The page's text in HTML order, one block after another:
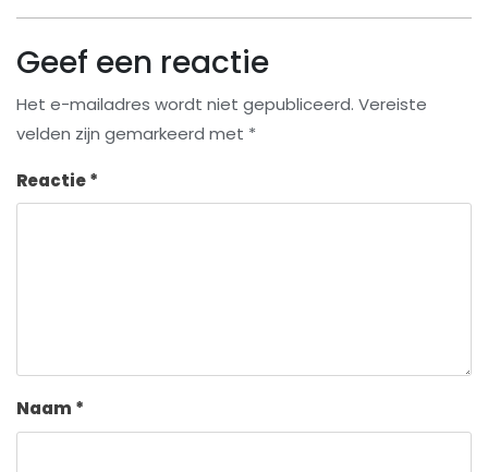
Geef een reactie
Het e-mailadres wordt niet gepubliceerd. Vereiste
velden zijn gemarkeerd met *
Reactie*
Naam *